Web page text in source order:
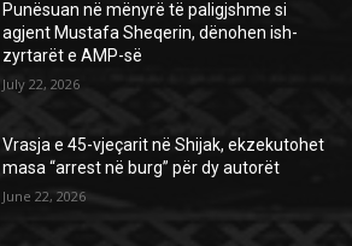
Punësuan në mënyrë të paligjshme si
agjent Mustafa Sheqerin, dënohen ish-
zyrtarët e AMP-së
July 22, 2026
Vrasja e 45-vjeçarit në Shijak, ekzekutohet
masa “arrest në burg” për dy autorët
June 22, 2026